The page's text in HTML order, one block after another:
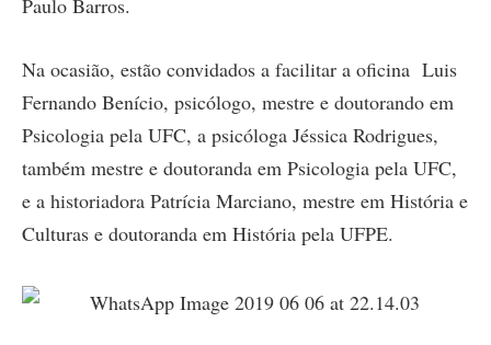
Paulo Barros.
Na ocasião, estão convidados a facilitar a oficina Luis
Fernando Benício, psicólogo, mestre e doutorando em
Psicologia pela UFC, a psicóloga Jéssica Rodrigues,
também mestre e doutoranda em Psicologia pela UFC,
e a historiadora Patrícia Marciano, mestre em História e
Culturas e doutoranda em História pela UFPE.